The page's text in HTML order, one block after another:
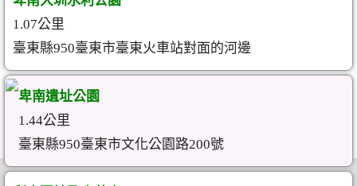
1.07公里
臺東縣950臺東市臺東火車站對面的河邊
卑南遺址公園
1.44公里
臺東縣950臺東市文化公園路200號